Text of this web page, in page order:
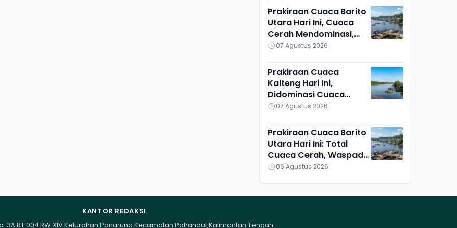
Prakiraan Cuaca Barito
Utara Hari Ini, Cuaca
Cerah Mendominasi,
Lahei Berbeda Sendiri
07 Agustus 2026
Prakiraan Cuaca
Kalteng Hari Ini,
Didominasi Cuaca
Cerah, Kotawaringin
Berawan
07 Agustus 2026
Prakiraan Cuaca Barito
Utara Hari Ini: Total
Cuaca Cerah, Waspadai
Munculnya Titik Api
06 Agustus 2026
KANTOR REDAKSI
3A RT 004 RW XIV Kelurahan Panarung Kecamatan Pahandut,Kalimantan Tengah